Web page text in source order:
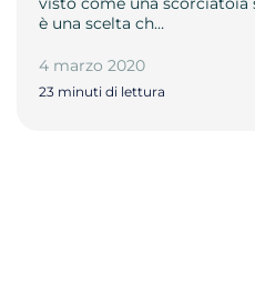
è una scelta ch…
4 marzo 2020
23 minuti di lettura